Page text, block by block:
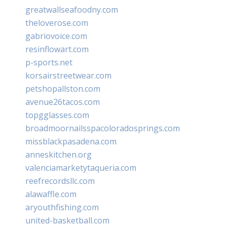
greatwallseafoodny.com
theloverose.com
gabriovoice.com
resinflowart.com
p-sports.net
korsairstreetwear.com
petshopallston.com
avenue26tacos.com
topgglasses.com
broadmoornailsspacoloradosprings.com
missblackpasadena.com
anneskitchen.org
valenciamarketytaqueria.com
reefrecordsllc.com
alawaffle.com
aryouthfishing.com
united-basketball.com